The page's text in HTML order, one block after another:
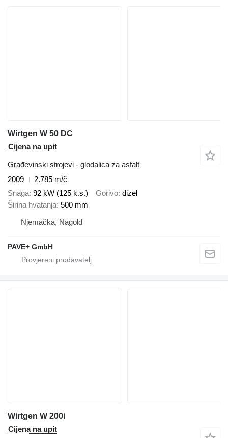
Wirtgen W 50 DC
Cijena na upit
Građevinski strojevi - glodalica za asfalt
2009
2.785 m/č
Snaga 92 kW (125 k.s.) Gorivo dizel
Širina hvatanja 500 mm
Njemačka, Nagold
PAVE+ GmbH
Wirtgen W 200i
Cijena na upit